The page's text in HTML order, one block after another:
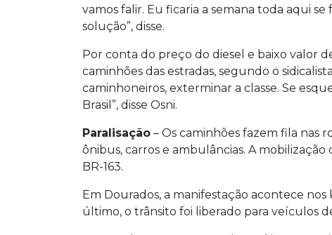
vamos falir. Eu ficaria a semana toda aqui
solução”, disse.
Por conta do preço do diesel e baixo valor
caminhões das estradas, segundo o
caminhoneiros, exterminar a classe. Se
Brasil”, disse Osni.
Paralisação – Os caminhões fazem fila nas
ônibus, carros e ambulâncias. A mobilização
BR-163.
Em Dourados, a manifestação acontece nos
último, o trânsito foi liberado para veículos